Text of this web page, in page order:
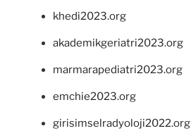
khedi2023.org
akademikgeriatri2023.org
marmarapediatri2023.org
emchie2023.org
girisimselradyoloji2022.org